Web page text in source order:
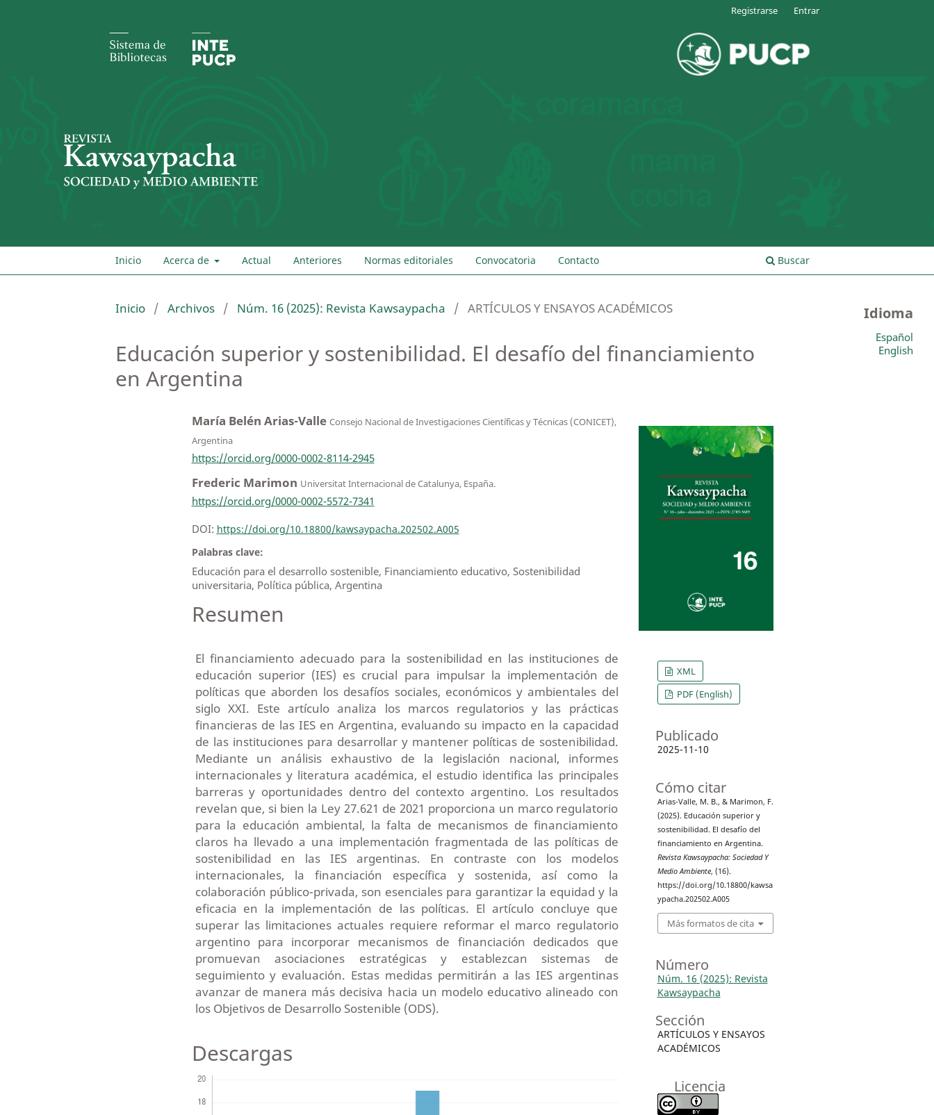
Inicio Acerca de Actual Anteriores Normas editoriales Convocatoria Contacto Buscar
Registrarse Entrar
Inicio / Archivos / Núm. 16 (2025): Revista Kawsaypacha / ARTÍCULOS Y ENSAYOS ACADÉMICOS
Educación superior y sostenibilidad. El desafío del financiamiento
en Argentina
María Belén Arias-Valle Consejo Nacional de Investigaciones Científicas y Técnicas (CONICET),
Argentina
https://orcid.org/0000-0002-8114-2945
Frederic Marimon Universitat Internacional de Catalunya, España.
https://orcid.org/0000-0002-5572-7341
DOI: https://doi.org/10.18800/kawsaypacha.202502.A005
Palabras clave:
Educación para el desarrollo sostenible, Financiamiento educativo, Sostenibilidad
universitaria, Política pública, Argentina
Resumen
El financiamiento adecuado para la sostenibilidad en las instituciones de
educación superior (IES) es crucial para impulsar la implementación de
políticas que aborden los desafíos sociales, económicos y ambientales del
siglo XXI. Este artículo analiza los marcos regulatorios y las prácticas
financieras de las IES en Argentina, evaluando su impacto en la capacidad
de las instituciones para desarrollar y mantener políticas de sostenibilidad.
Mediante un análisis exhaustivo de la legislación nacional, informes
internacionales y literatura académica, el estudio identifica las principales
barreras y oportunidades dentro del contexto argentino. Los resultados
revelan que, si bien la Ley 27.621 de 2021 proporciona un marco regulatorio
para la educación ambiental, la falta de mecanismos de financiamiento
claros ha llevado a una implementación fragmentada de las políticas de
sostenibilidad en las IES argentinas. En contraste con los modelos
internacionales, la financiación específica y sostenida, así como la
colaboración público-privada, son esenciales para garantizar la equidad y la
eficacia en la implementación de las políticas. El artículo concluye que
superar las limitaciones actuales requiere reformar el marco regulatorio
argentino para incorporar mecanismos de financiación dedicados que
promuevan asociaciones estratégicas y establezcan sistemas de
seguimiento y evaluación. Estas medidas permitirán a las IES argentinas
avanzar de manera más decisiva hacia un modelo educativo alineado con
los Objetivos de Desarrollo Sostenible (ODS).
Descargas
XML
PDF (English)
Publicado
2025-11-10
Cómo citar
Arias-Valle, M. B., & Marimon, F.
(2025). Educación superior y
sostenibilidad. El desafío del
financiamiento en Argentina.
Revista Kawsaypacha: Sociedad Y
Medio Ambiente, (16).
https://doi.org/10.18800/kawsa
ypacha.202502.A005
Más formatos de cita
Número
Núm. 16 (2025): Revista
Kawsaypacha
Sección
ARTÍCULOS Y ENSAYOS
ACADÉMICOS
Licencia
Idioma
Español
English